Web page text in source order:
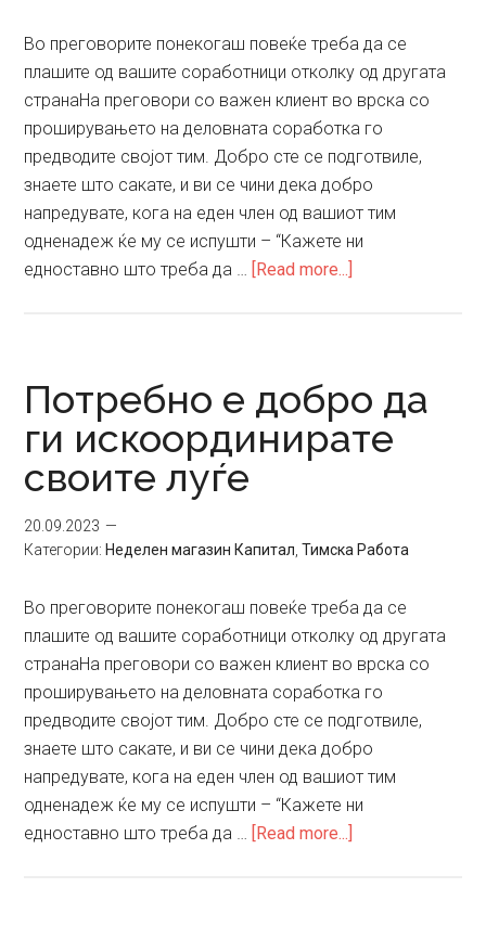
Во преговорите понекогаш повеќе треба да се
плашите од вашите соработници отколку од другата
странаНа преговори со важен клиент во врска со
проширувањето на деловната соработка го
предводите својот тим. Добро сте се подготвиле,
знаете што сакате, и ви се чини дека добро
напредувате, кога на еден член од вашиот тим
одненадеж ќе му се испушти – “Кажете ни
едноставно што треба да … [Read more...]
треба
мотивација
Потребно е добро да
ги искоординирате
своите луѓе
20.09.2023
Категории: Неделен магазин Капитал ,Тимска Работа
Во преговорите понекогаш повеќе треба да се
плашите од вашите соработници отколку од другата
странаНа преговори со важен клиент во врска со
проширувањето на деловната соработка го
предводите својот тим. Добро сте се подготвиле,
знаете што сакате, и ви се чини дека добро
напредувате, кога на еден член од вашиот тим
одненадеж ќе му се испушти – “Кажете ни
едноставно што треба да … [Read more...]